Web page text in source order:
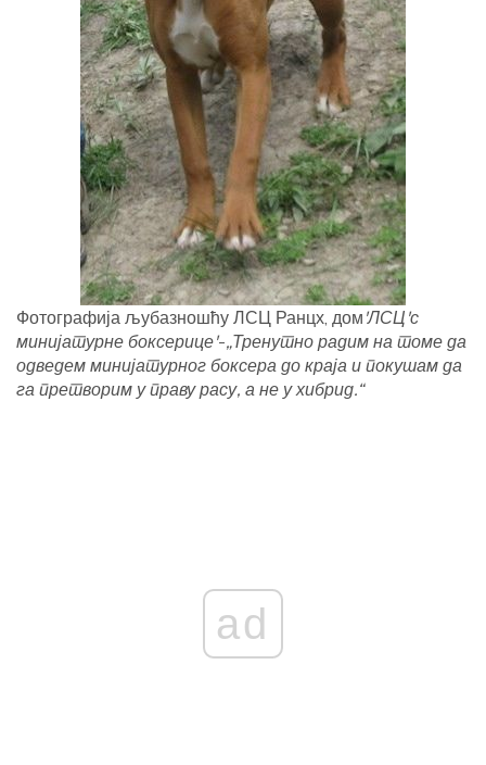
Фотографија љубазношћу ЛСЦ Ранцх, дом 'ЛСЦ'с
минијатурне боксерице'-„Тренутно радим на томе да
одведем минијатурног боксера до краја и покушам да
га претворим у праву расу, а не у хибрид.“
ad